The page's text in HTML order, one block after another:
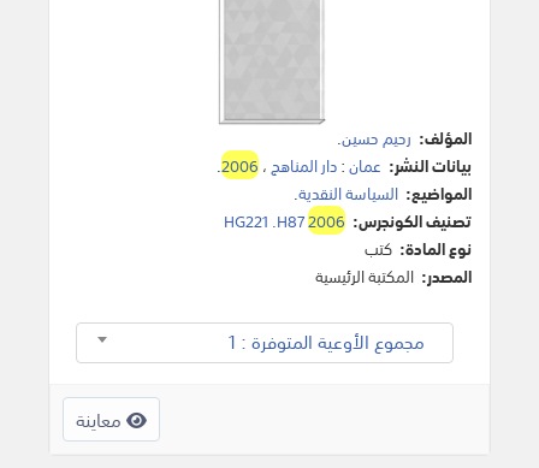
المؤلف: رحيم حسين.
بيانات النشر: عمان:دار المناهج،2006
.
المواضيع: السياسة النقدية.
تصنيف الكونجرس:
HG221 .H872006
نوع المادة: كتب
المصدر: المكتبة الرئيسية
مجموع الأوعية المتوفرة : 1
معاينة